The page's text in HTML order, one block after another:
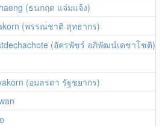
(ธนกฤต แจ่มแจ้ง)
(พรรณชาติ สุทธากร)
(อัครพัชร์ อภิพัฒน์เดชาโชติ)
(อมลรดา รัฐชยากร)